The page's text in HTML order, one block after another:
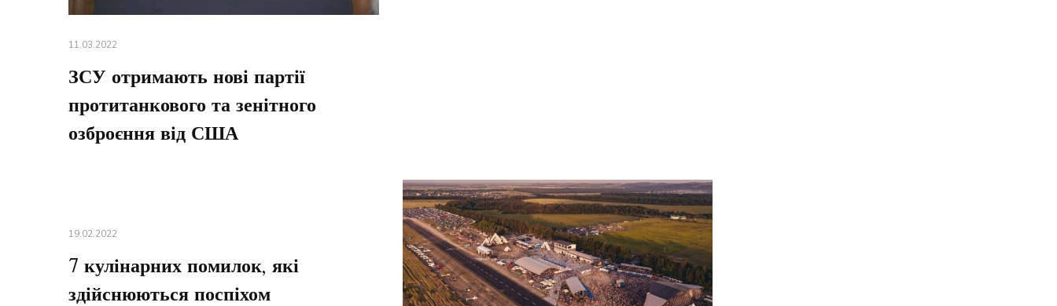
11.03.2022
ЗСУ отримають нові партії
протитанкового та зенітного
озброєння від США
19.02.2022
7 кулінарних помилок, які
здійснюються поспіхом